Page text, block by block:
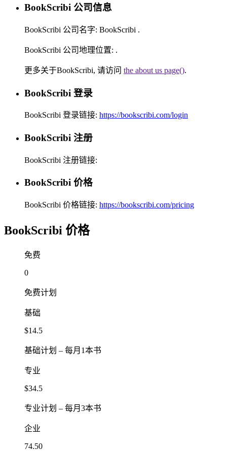
BookScribi 公司信息
BookScribi 公司名字: BookScribi .
BookScribi 公司地理位置: .
更多关于BookScribi, 请访问 the about us page().
BookScribi 登录
BookScribi 登录链接: https://bookscribi.com/login
BookScribi 注册
BookScribi 注册链接:
BookScribi 价格
BookScribi 价格链接: https://bookscribi.com/pricing
BookScribi 价格
免费
0
免费计划
基础
$14.5
基础计划 – 每月1本书
专业
$34.5
专业计划 – 每月3本书
企业
74.50